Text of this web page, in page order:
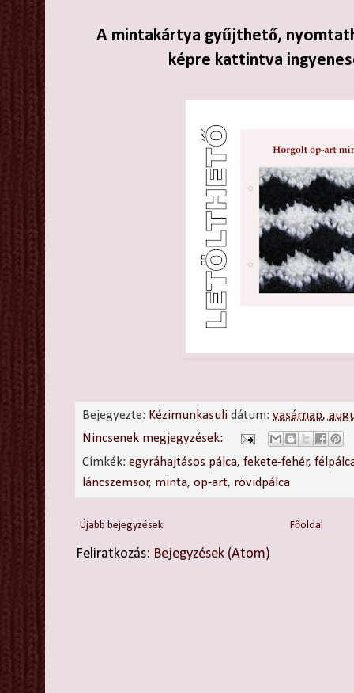
A mintakártya gyűjthető,
képre kattintva
Bejegyezte: Kézimunkasuli dátum:vasárnap,
Nincsenek megjegyzések:
Címkék:egyráhajtásos pálca,fekete-fehér,
láncszemsor, minta,op-art, rövidpálca
Újabb bejegyzések Főoldal
Feliratkozás: Bejegyzések (Atom)